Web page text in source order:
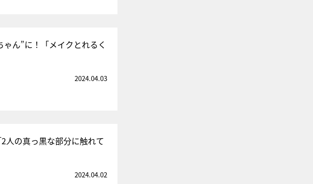
ん”に！「メイクとれるく
2024.04.03
人の真っ黒な部分に触れて
2024.04.02